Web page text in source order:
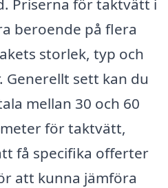
Priserna för taktvätt i
beroende på flera
storlek, typ och
sett kan du
mellan 30 och 60
för taktvätt,
få specifika offerter
att kunna jämföra